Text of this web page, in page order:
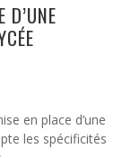
D’UNE
en place d’une
les spécificités